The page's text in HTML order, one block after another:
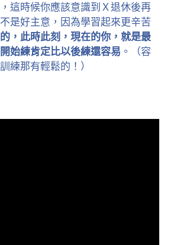
這時候你應該意識到Ｘ退休後再
是好主意，因為學習起來更辛苦
，此時此刻，現在的你，就是最
始練肯定比以後練還容易 。（容
練那有輕鬆的！）